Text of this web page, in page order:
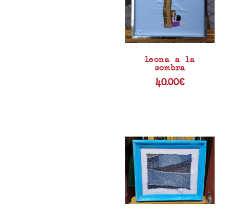
leona a la
sombra
40.00€